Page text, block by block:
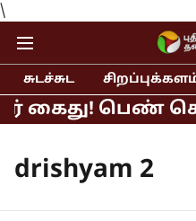
\
சுடச்சுட
கைது! பெண்
drishyam 2